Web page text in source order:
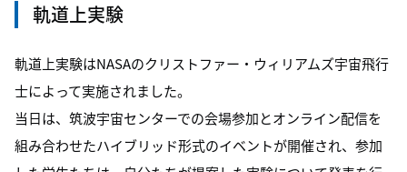
軌道上実験
軌道上実験はNASAのクリストファー・ウィリアムズ宇宙飛行
士によって実施されました。
当日は、筑波宇宙センターでの会場参加とオンライン配信を
組み合わせたハイブリッド形式のイベントが開催され、参加